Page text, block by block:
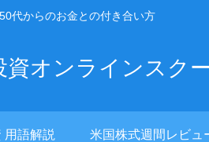
50代からのお金との付き合い方
資オンラインスク
用語解説 米国株式週間レビュ